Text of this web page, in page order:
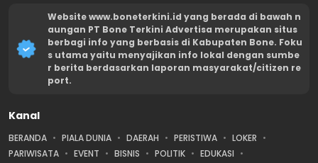
Website www.boneterkini.id yang berada di bawah n
aungan PT Bone Terkini Advertisa merupakan situs
berbagi info yang berbasis di Kabupaten Bone. Foku
s utama yaitu menyajikan info lokal dengan sumbe
r berita berdasarkan laporan masyarakat/citizen re
port.
Kanal
BERANDA PIALA DUNIA DAERAH PERISTIWA
LOKER
PARIWISATA
EVENT BISNIS POLITIK
EDUKASI